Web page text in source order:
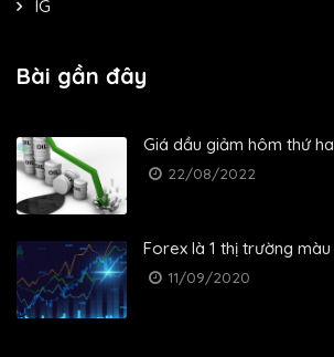
IG
Bài gần đây
Giá dầu giảm hôm thứ
22/08/2022
Forex là 1 thị trường
11/09/2020